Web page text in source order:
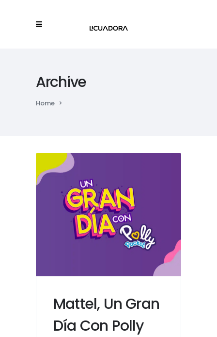
Archive
Home >
Mattel, Un Gran
Día Con Polly